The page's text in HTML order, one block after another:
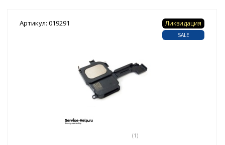
Артикул: 019291
(1)
Ликвидация
SALE